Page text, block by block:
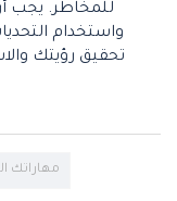
للمخاطر. يجب
واستخدام
تحقيق رؤيتك
مهاراتك